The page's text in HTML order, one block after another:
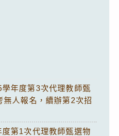
年度第3次代理教師甄
無人報名，續辦第2次招
度第1次代理教師甄選物